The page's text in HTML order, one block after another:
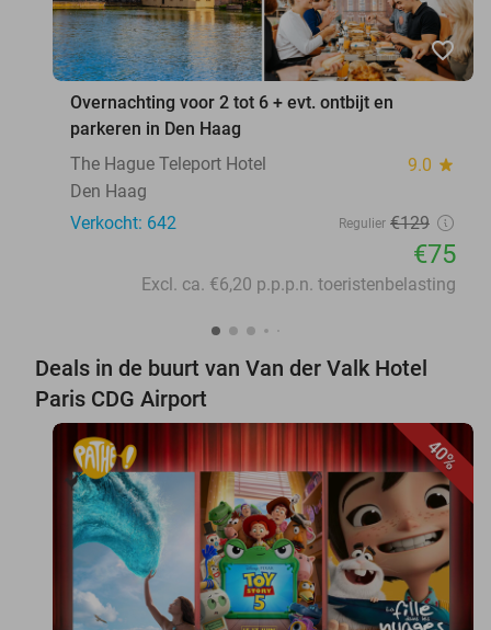
favorite_border
Overnachting voor 2 tot 6 + evt. ontbijt en
parkeren in Den Haag
The Hague Teleport Hotel
9.0 star
Den Haag
Verkocht: 642
Regulier €129
€75
Excl. ca. €6,20 p.p.p.n. toeristenbelasting
Deals in de buurt van Van der Valk Hotel
Paris CDG Airport
40%